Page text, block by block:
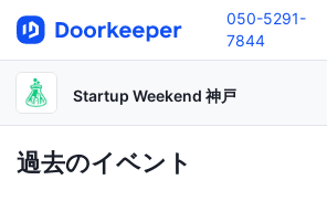
050-5291-
7844
Startup Weekend 神戸
過去のイベント